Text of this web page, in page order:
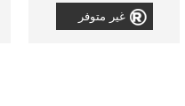
غير متوفر